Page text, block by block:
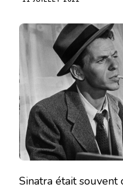
Sinatra était souvent